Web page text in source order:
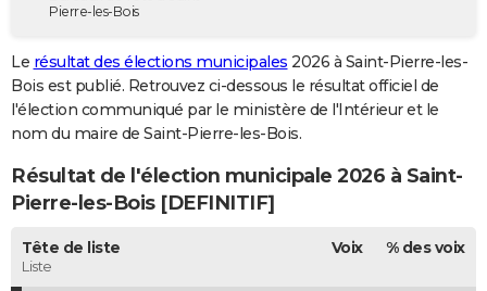
Destinations
City break
Voyage nature
Voyage de noces
Forum
GUIDES D'ACHAT
BONS PLANS
Carte de Noël
Carte Bonne année
Carte Saint-Valentin
Carte Pâques
Carte d'anniversaire
DICTIONNAIRE
Dictionnaire
Biographies
Citations
Expressions
Proverbes
PROGRAMME TV
Pierre-les-Bois
Le résultat des élections municipales 2026 à Saint-Pierre-les-
Bois est publié. Retrouvez ci-dessous le résultat officiel de
l'élection communiqué par le ministère de l'Intérieur et le
nom du maire de Saint-Pierre-les-Bois.
Résultat de l'élection municipale 2026 à Saint-
Pierre-les-Bois [DEFINITIF]
Tête de liste
Liste
Voix % des voix